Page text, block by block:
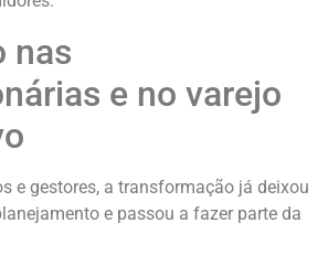
nas
e no varejo
e gestores, a transformação já deixou
e passou a fazer parte da